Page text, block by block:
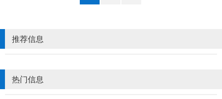
推荐信息
热门信息